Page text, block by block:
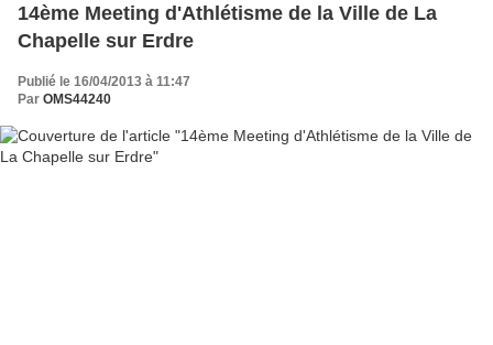
14ème Meeting d'Athlétisme de la Ville de La
Chapelle sur Erdre
Publié le 16/04/2013 à 11:47
Par OMS44240